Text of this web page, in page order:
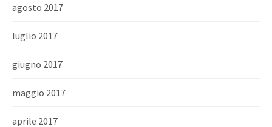
agosto 2017
luglio 2017
giugno 2017
maggio 2017
aprile 2017